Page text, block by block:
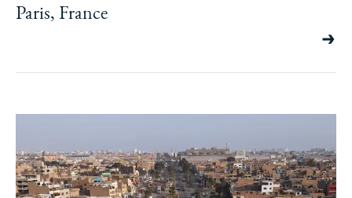
Paris, France